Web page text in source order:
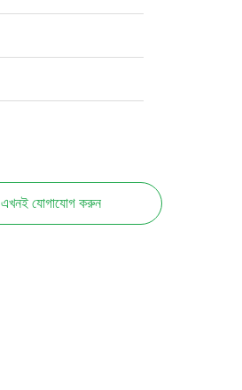
এখনই যোগাযোগ করুন